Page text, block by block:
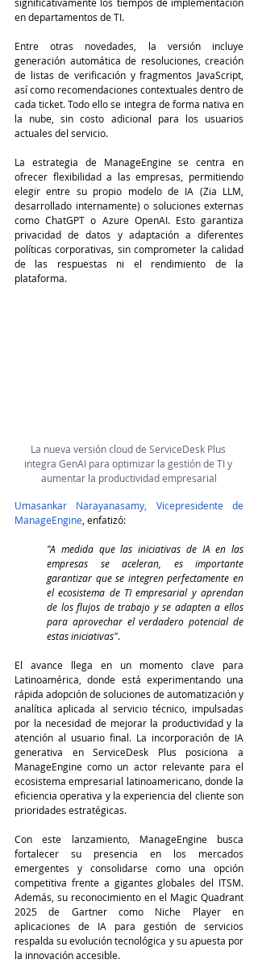
en departamentos de TI.
Entre otras novedades, la versión incluye
generación automática de resoluciones, creación
de listas de verificación y fragmentos JavaScript,
así como recomendaciones contextuales dentro de
cada ticket. Todo ello se integra de forma nativa en
la nube, sin costo adicional para los usuarios
actuales del servicio.
La estrategia de ManageEngine se centra en
ofrecer flexibilidad a las empresas, permitiendo
elegir entre su propio modelo de IA (Zia LLM,
desarrollado internamente) o soluciones externas
como ChatGPT o Azure OpenAI. Esto garantiza
privacidad de datos y adaptación a diferentes
políticas corporativas, sin comprometer la calidad
de las respuestas ni el rendimiento de la
plataforma.
La nueva versión cloud de ServiceDesk Plus
integra GenAI para optimizar la gestión de TI y
aumentar la productividad empresarial
Umasankar Narayanasamy, Vicepresidente de
ManageEngine , enfatizó:
"A medida que las iniciativas de IA en las
empresas se aceleran, es importante
garantizar que se integren perfectamente en
el ecosistema de TI empresarial y aprendan
de los flujos de trabajo y se adapten a ellos
para aprovechar el verdadero potencial de
estas iniciativas".
El avance llega en un momento clave para
Latinoamérica, donde está experimentando una
rápida adopción de soluciones de automatización y
analítica aplicada al servicio técnico, impulsadas
por la necesidad de mejorar la productividad y la
atención al usuario final. La incorporación de IA
generativa en ServiceDesk Plus posiciona a
ManageEngine como un actor relevante para el
ecosistema empresarial latinoamericano, donde la
eficiencia operativa y la experiencia del cliente son
prioridades estratégicas.
Con este lanzamiento, ManageEngine busca
fortalecer su presencia en los mercados
emergentes y consolidarse como una opción
competitiva frente a gigantes globales del ITSM.
Además, su reconocimiento en el Magic Quadrant
2025 de Gartner como Niche Player en
aplicaciones de IA para gestión de servicios
respalda su evolución tecnológica y su apuesta por
la innovación accesible.